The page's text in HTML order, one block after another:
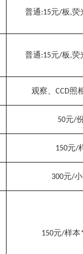
普通:15元/板,荧
普通:15元/板,荧
观察、 CCD照
50元/
150元/
300元/
150元/样本*